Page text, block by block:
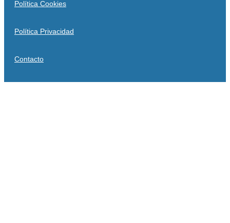
Política Cookies
Política Privacidad
Contacto